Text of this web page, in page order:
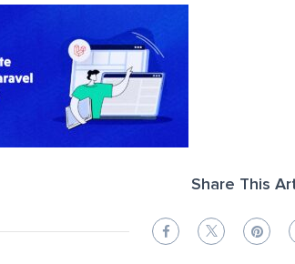
Share This